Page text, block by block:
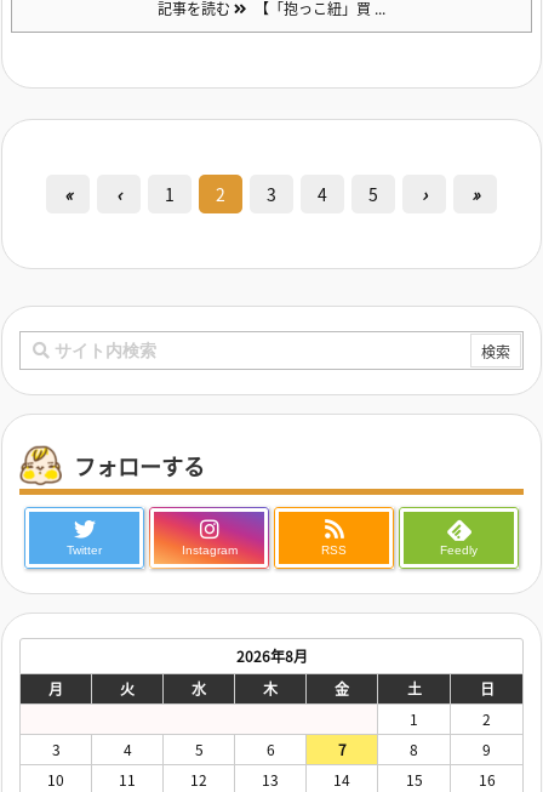
記事を読む 【「抱っこ紐」買 ...
« ‹ 1 2 3 4 5 › »
フォローする
Twitter Instagram RSS Feedly
2026年8月
月
火 水 木 金 土
日
1
2
3
4 5 6 7 8
9
10
11 12 13 14 15 16